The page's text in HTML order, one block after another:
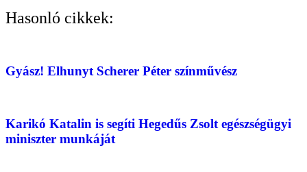
Hasonló cikkek:
Gyász! Elhunyt Scherer Péter színművész
Karikó Katalin is segíti Hegedűs Zsolt egészségügyi
miniszter munkáját